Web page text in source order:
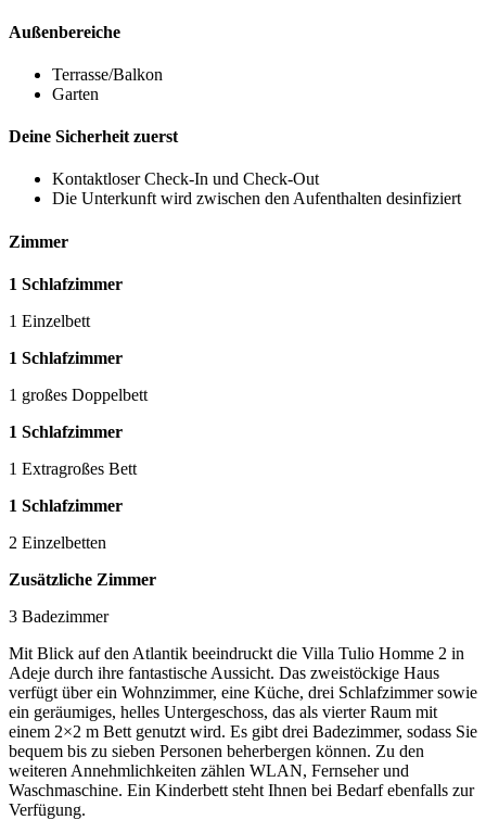
Außenbereiche
Terrasse/Balkon
Garten
Deine Sicherheit zuerst
Kontaktloser Check-In und Check-Out
Die Unterkunft wird zwischen den Aufenthalten desinfiziert
Zimmer
1 Schlafzimmer
1 Einzelbett
1 Schlafzimmer
1 großes Doppelbett
1 Schlafzimmer
1 Extragroßes Bett
1 Schlafzimmer
2 Einzelbetten
Zusätzliche Zimmer
3 Badezimmer
Mit Blick auf den Atlantik beeindruckt die Villa Tulio Homme 2 in
Adeje durch ihre fantastische Aussicht. Das zweistöckige Haus
verfügt über ein Wohnzimmer, eine Küche, drei Schlafzimmer sowie
ein geräumiges, helles Untergeschoss, das als vierter Raum mit
einem 2×2 m Bett genutzt wird. Es gibt drei Badezimmer, sodass Sie
bequem bis zu sieben Personen beherbergen können. Zu den
weiteren Annehmlichkeiten zählen WLAN, Fernseher und
Waschmaschine. Ein Kinderbett steht Ihnen bei Bedarf ebenfalls zur
Verfügung.